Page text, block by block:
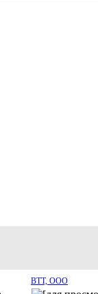
ВТТ, ООО